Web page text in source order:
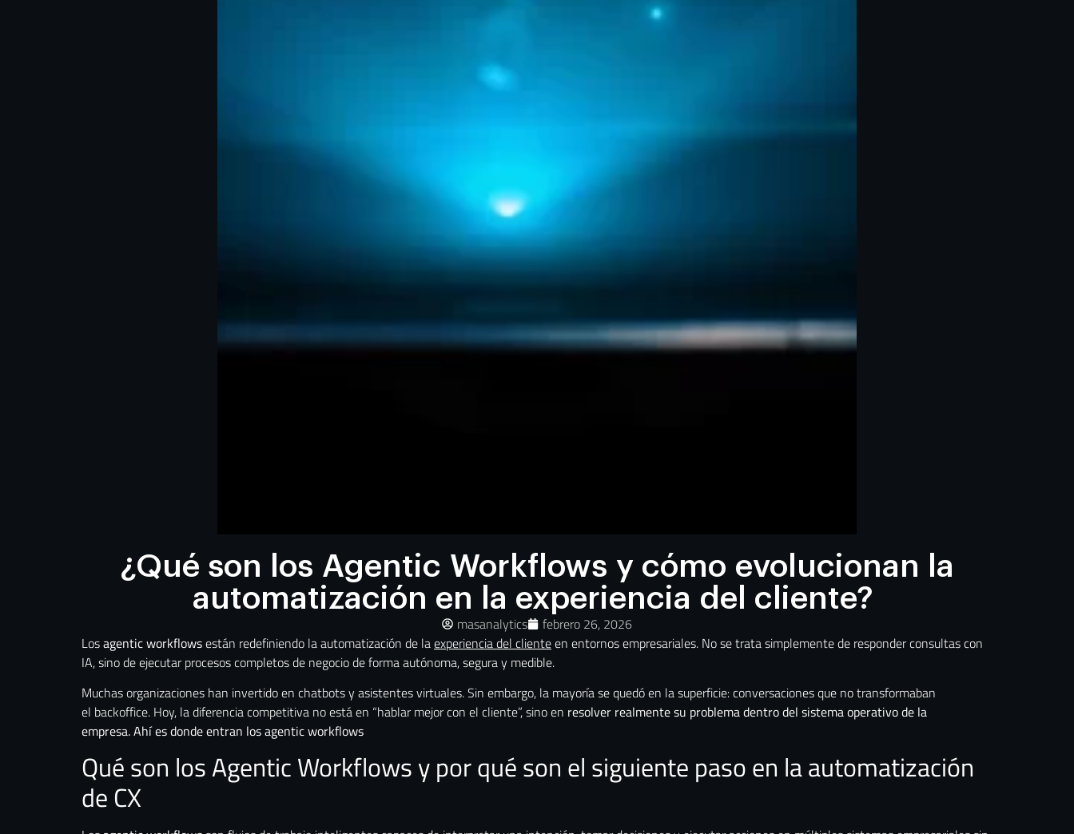
¿Qué son los Agentic Workflows y cómo evolucionan la
automatización en la experiencia del cliente?
masanalytics
febrero 26, 2026
Losagentic workflowsestán redefiniendo la automatización de laexperiencia del clienteen entornos empresariales. No se trata simplemente de responder consultas con
IA, sino de ejecutar procesos completos de negocio de forma autónoma, segura y medible.
Muchas organizaciones han invertido en chatbots y asistentes virtuales. Sin embargo, la mayoría se quedó en la superficie: conversaciones que no transformaban
el backoffice. Hoy, la diferencia competitiva no está en “hablar mejor con el cliente”, sino en resolver realmente su problema dentro del sistema operativo de la
empresa.Ahí es donde entran los agentic workflows
Qué son los Agentic Workflows y por qué son el siguiente paso en la automatización
de CX